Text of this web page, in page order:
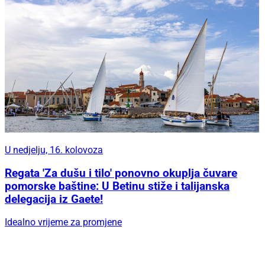
U nedjelju, 16. kolovoza
Regata 'Za dušu i tilo' ponovno okuplja čuvare
pomorske baštine: U Betinu stiže i talijanska
delegacija iz Gaete!
Idealno vrijeme za promjene